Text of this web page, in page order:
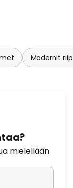
Modernit
mielellään